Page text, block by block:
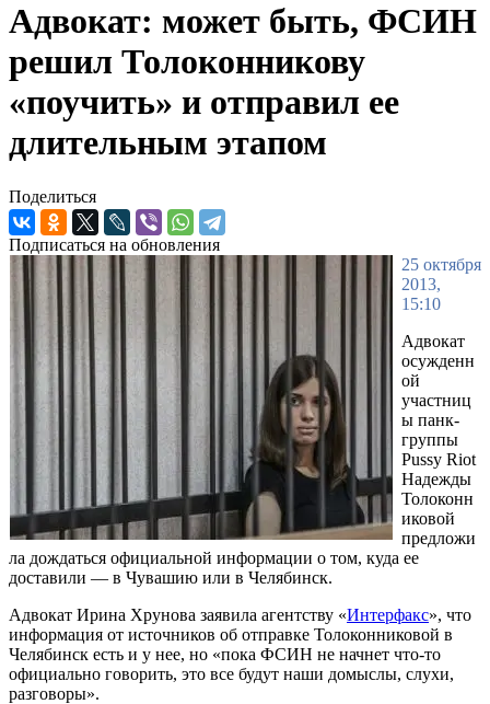
Адвокат: может быть, ФСИН
решил Толоконникову
«поучить» и отправил ее
длительным этапом
Поделиться
Подписаться на обновления
25 октября
2013,
15:10
Адвокат
осужденн
ой
участниц
ы панк-
группы
Pussy Riot
Надежды
Толоконн
иковой
предложи
ла дождаться официальной информации о том, куда ее
доставили — в Чувашию или в Челябинск.
Адвокат Ирина Хрунова заявила агентству «Интерфакс», что
информация от источников об отправке Толоконниковой в
Челябинск есть и у нее, но «пока ФСИН не начнет что-то
официально говорить, это все будут наши домыслы, слухи,
разговоры».